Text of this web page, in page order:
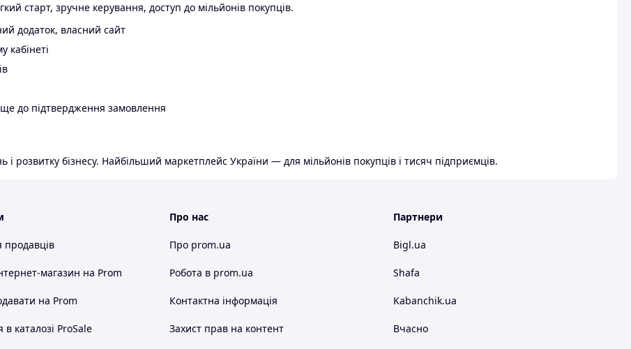
старт, зручне керування, доступ до мільйонів покупців.
додаток, власний сайт
кабінеті
до підтвердження замовлення
розвитку бізнесу. Найбільший маркетплейс України — для мільйонів покупців і тисяч підприємців.
продавців
магазин на Prom
на Prom
каталозі ProSale
Про нас
Про prom.ua
Робота в prom.ua
Контактна інформація
Захист прав на контент
Партнери
Bigl.ua
Shafa
Kabanchik.ua
Вчасно